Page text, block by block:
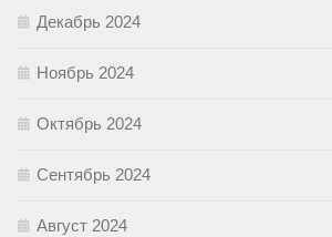
Декабрь 2024
Ноябрь 2024
Октябрь 2024
Сентябрь 2024
Август 2024